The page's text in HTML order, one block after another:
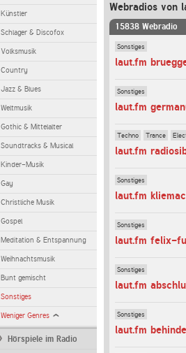
Künstler
Schlager & Discofox
Volksmusik
Country
Jazz & Blues
Weltmusik
Gothic & Mittelalter
Soundtracks & Musical
Kinder-Musik
Gay
Christliche Musik
Gospel
Meditation & Entspannung
Weihnachtsmusik
Bunt gemischt
Sonstiges
Weniger Genres
Hörspiele im Radio
Webradios von
15838 Webradio
Sonstiges
laut.fm
Sonstiges
laut.fm
Techno Trance
laut.fm
Sonstiges
laut.fm
Sonstiges
laut.fm felix-
Sonstiges
laut.fm
Sonstiges
laut.fm